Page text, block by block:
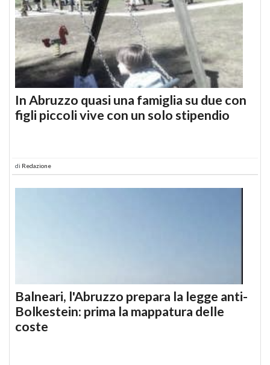
In Abruzzo quasi una famiglia su due con
figli piccoli vive con un solo stipendio
di Redazione
Balneari, l'Abruzzo prepara la legge anti-
Bolkestein: prima la mappatura delle
coste